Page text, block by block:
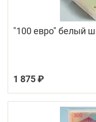
"100 евро" белый
1 875 ₽